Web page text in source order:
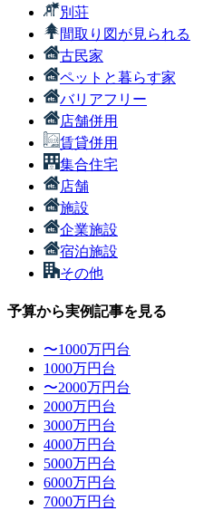
別荘
間取り図が見られる
古民家
ペットと暮らす家
バリアフリー
店舗併用
賃貸併用
集合住宅
店舗
施設
企業施設
宿泊施設
その他
予算から実例記事を見る
〜1000万円台
1000万円台
〜2000万円台
2000万円台
3000万円台
4000万円台
5000万円台
6000万円台
7000万円台